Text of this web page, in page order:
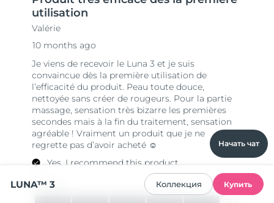
Начать чат
LUNA™ 3 Коллекция Купить